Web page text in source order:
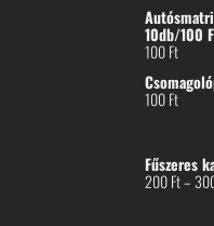
10db/100
100Ft
100Ft
Fűszeres
200Ft–